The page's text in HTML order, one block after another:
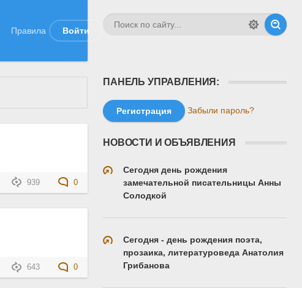
Правила Войти
939 0
643 0
ПАНЕЛЬ УПРАВЛЕНИЯ:
Регистрация Забыли пароль?
НОВОСТИ И ОБЪЯВЛЕНИЯ
Сегодня день рождения
замечательной писательницы Анны
Солодкой
Сегодня - день рождения поэта,
прозаика, литературоведа Анатолия
Грибанова